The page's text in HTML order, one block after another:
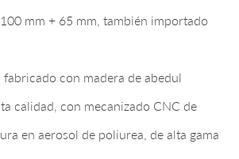
mm + 65 mm, también importado
fabricado con madera de abedul
calidad, con mecanizado CNC de
en aerosol de poliurea, de alta gama